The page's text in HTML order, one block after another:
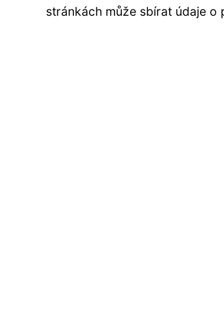
stránkách může sbírat údaje o